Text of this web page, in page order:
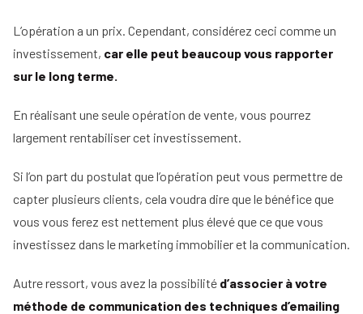
L’opération a un prix. Cependant, considérez ceci comme un
investissement, car elle peut beaucoup vous rapporter
sur le long terme.
En réalisant une seule opération de vente, vous pourrez
largement rentabiliser cet investissement.
Si l’on part du postulat que l’opération peut vous permettre de
capter plusieurs clients, cela voudra dire que le bénéfice que
vous vous ferez est nettement plus élevé que ce que vous
investissez dans le marketing immobilier et la communication.
Autre ressort, vous avez la possibilité d’associer à votre
méthode de communication des techniques d’emailing